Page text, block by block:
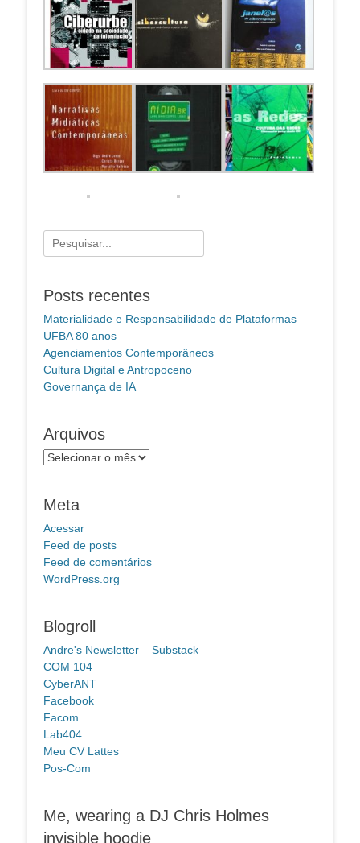
Pesquisar
por:
Posts recentes
Materialidade e Responsabilidade de Plataformas
UFBA 80 anos
Agenciamentos Contemporâneos
Cultura Digital e Antropoceno
Governança de IA
Arquivos
Arquivos
Meta
Acessar
Feed de posts
Feed de comentários
WordPress.org
Blogroll
Andre's Newsletter – Substack
COM 104
CyberANT
Facebook
Facom
Lab404
Meu CV Lattes
Pos-Com
Me, wearing a DJ Chris Holmes
invisible hoodie